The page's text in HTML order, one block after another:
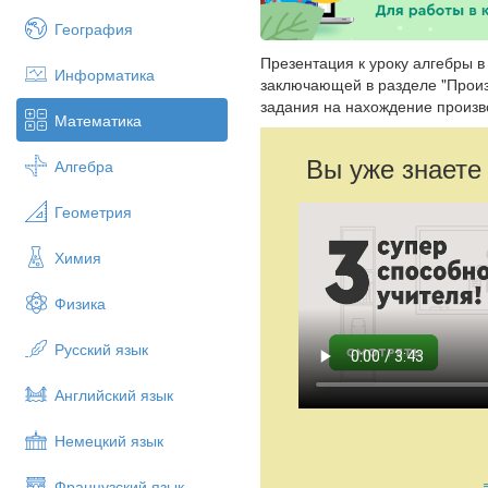
География
Информатика
Математика
Алгебра
Геометрия
Химия
Физика
Русский язык
Английский язык
Немецкий язык
Презентация к уроку алгебры
заключающей в разделе
задания на нахождение
Вы уже знаете